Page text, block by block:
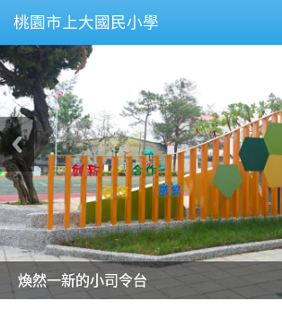
桃園市上大國民小學
美麗的操場是我們活力的來源
美麗的操場是我們活力的來源
煥然一新的小司令台
煥然一新的小司令台
富含桃園埤塘田園風光意象的中廊
富含桃園埤塘田園風光意象的中廊
嶄新的中庭廣場
嶄新的中庭廣場
水生池生生不息
水生池生生不息